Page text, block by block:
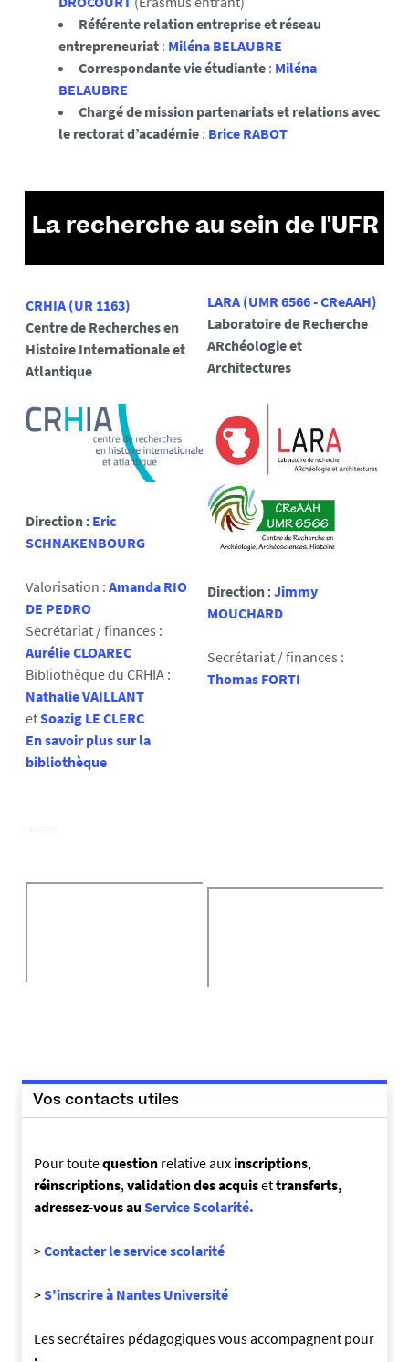
Référente relation entreprise et réseau
entrepreneuriat : Miléna BELAUBRE
Correspondante vie étudiante : Miléna
BELAUBRE
Chargé de mission partenariats et relations avec
le rectorat d’académie : Brice RABOT
La recherche au sein de l'UFR
CRHIA (UR 1163)
Centre de Recherches en
Histoire Internationale et
Atlantique
Direction : Eric
SCHNAKENBOURG
Valorisation : Amanda RIO
DE PEDRO
Secrétariat / finances :
Aurélie CLOAREC
Bibliothèque du CRHIA :
Nathalie VAILLANT
etSoazig LE CLERC
En savoir plus sur la
bibliothèque
-------
LARA (UMR 6566 -CReAAH)
Laboratoire de Recherche
ARchéologie et
Architectures
Direction : Jimmy
MOUCHARD
Secrétariat / finances :
Thomas FORTI
Vos contacts utiles
Pour toutequestion relative aux inscriptions,
réinscriptions,validation des acquisettransferts,
adressez-vous au Service Scolarité.
>Contacter le service scolarité
>S'inscrire à Nantes Université
Les secrétaires pédagogiques vous accompagnent pour